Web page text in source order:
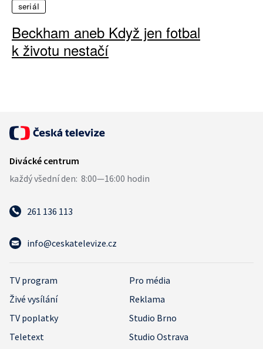
seriál
Beckham aneb Když jen fotbal
k životu nestačí
261 136 113
info@ceskatelevize.cz
TV program
Pro média
Živé vysílání
Reklama
TV poplatky
Studio Brno
Teletext
Studio Ostrava